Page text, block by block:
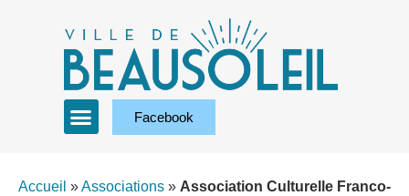
Facebook
Accueil »Associations » Association Culturelle Franco-